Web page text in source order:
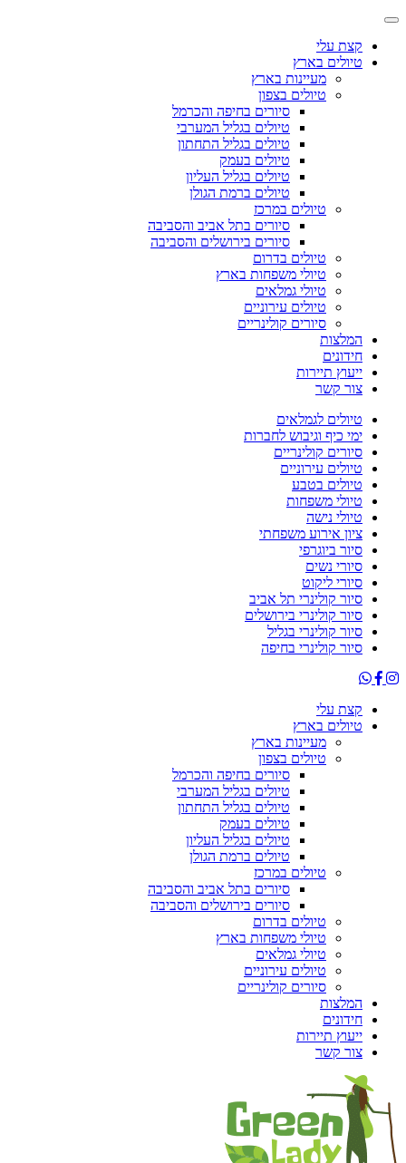
קצת עלי
טיולים בארץ
מעיינות בארץ
טיולים בצפון
סיורים בחיפה והכרמל
טיולים בגליל המערבי
טיולים בגליל התחתון
טיולים בעמק
טיולים בגליל העליון
טיולים ברמת הגולן
טיולים במרכז
סיורים בתל אביב והסביבה
סיורים בירושלים והסביבה
טיולים בדרום
טיולי משפחות בארץ
טיולי גמלאים
טיולים עירוניים
סיורים קולינריים
המלצות
חידונים
ייעוץ תיירות
צור קשר
טיולים לגמלאים
ימי כיף וגיבוש לחברות
סיורים קולינריים
טיולים עירוניים
טיולים בטבע
טיולי משפחות
טיולי נישה
ציון אירוע משפחתי
סיור ביוגרפי
סיורי נשים
סיורי ליקוט
סיור קולינרי תל אביב
סיור קולינרי בירושלים
סיור קולינרי בגליל
סיור קולינרי בחיפה
קצת עלי
טיולים בארץ
מעיינות בארץ
טיולים בצפון
סיורים בחיפה והכרמל
טיולים בגליל המערבי
טיולים בגליל התחתון
טיולים בעמק
טיולים בגליל העליון
טיולים ברמת הגולן
טיולים במרכז
סיורים בתל אביב והסביבה
סיורים בירושלים והסביבה
טיולים בדרום
טיולי משפחות בארץ
טיולי גמלאים
טיולים עירוניים
סיורים קולינריים
המלצות
חידונים
ייעוץ תיירות
צור קשר